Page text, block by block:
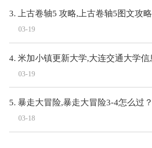
3. 上古卷轴5 攻略,上古卷轴5图文攻略
03-19
03-19
5. 暴走大冒险,暴走大冒险3-4怎么过？
03-18